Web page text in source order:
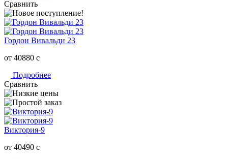
Сравнить
Гордон Вивальди 23
от 40880 c
Подробнее
Сравнить
Виктория-9
от 40490 c